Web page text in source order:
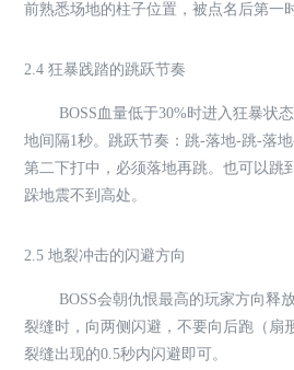
前熟悉场地的柱子位置，被点名后第一
2.4 狂暴践踏的跳跃节奏
BOSS血量低于30%时进入狂暴状
地间隔1秒。跳跃节奏：跳-落地-跳-落
第二下打中，必须落地再跳。也可以跳
跺地震不到高处。
2.5 地裂冲击的闪避方向
BOSS会朝仇恨最高的玩家方向释
裂缝时，向两侧闪避，不要向后跑（扇
裂缝出现的0.5秒内闪避即可。